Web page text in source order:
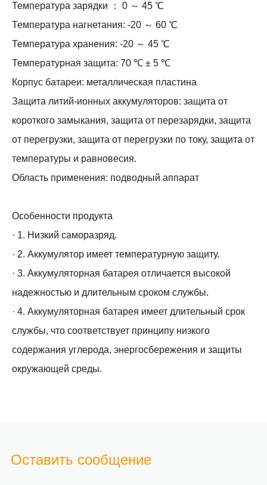
Температура зарядки ： 0 ～ 45 ℃
Температура нагнетания: -20 ～ 60 ℃
Температура хранения: -20 ～ 45 ℃
Температурная защита: 70 ℃ ± 5 ℃
Корпус батареи: металлическая пластина
Защита литий-ионных аккумуляторов: защита от
короткого замыкания, защита от перезарядки, защита
от перегрузки, защита от перегрузки по току, защита от
температуры и равновесия.
Область применения: подводный аппарат
Особенности продукта
· 1. Низкий саморазряд.
· 2. Аккумулятор имеет температурную защиту.
· 3. Аккумуляторная батарея отличается высокой
надежностью и длительным сроком службы.
· 4. Аккумуляторная батарея имеет длительный срок
службы, что соответствует принципу низкого
содержания углерода, энергосбережения и защиты
окружающей среды.
Оставить сообщение